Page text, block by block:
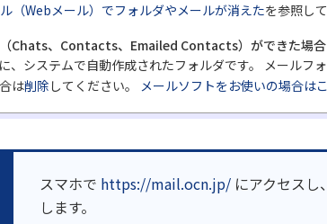
（Webメール）でフォルダやメールが消えたを参照し
Chats、Contacts、Emailed Contacts）ができた場合
、システムで自動作成されたフォルダです。 メールフ
は削除 してください。 メールソフトをお使いの場合は
スマホで https://mail.ocn.jp/ にアクセスし
します。